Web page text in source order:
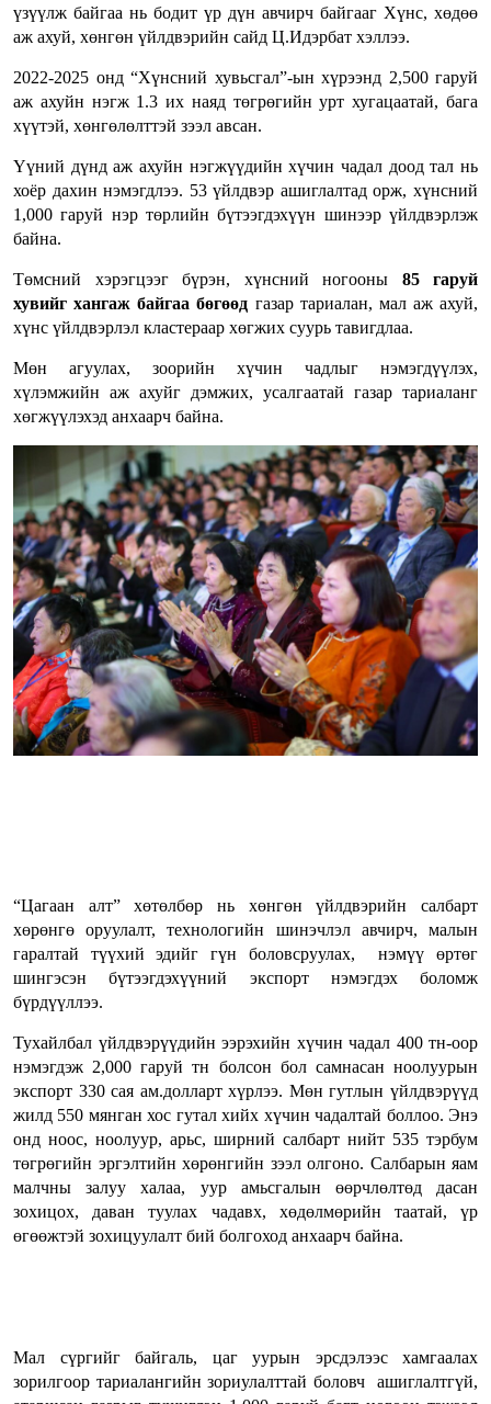
үзүүлж байгаа нь бодит үр дүн авчирч байгааг Хүнс, хөдөө
аж ахуй, хөнгөн үйлдвэрийн сайд Ц.Идэрбат хэллээ.
2022-2025 онд “Хүнсний хувьсгал”-ын хүрээнд 2,500 гаруй
аж ахуйн нэгж 1.3 их наяд төгрөгийн урт хугацаатай, бага
хүүтэй, хөнгөлөлттэй зээл авсан.
Үүний дүнд аж ахуйн нэгжүүдийн хүчин чадал доод тал нь
хоёр дахин нэмэгдлээ. 53 үйлдвэр ашиглалтад орж, хүнсний
1,000 гаруй нэр төрлийн бүтээгдэхүүн шинээр үйлдвэрлэж
байна.
Төмсний хэрэгцээг бүрэн, хүнсний ногооны 85 гаруй
хувийг хангаж байгаа бөгөөд газар тариалан, мал аж ахуй,
хүнс үйлдвэрлэл кластераар хөгжих суурь тавигдлаа.
Мөн агуулах, зоорийн хүчин чадлыг нэмэгдүүлэх,
хүлэмжийн аж ахуйг дэмжих, усалгаатай газар тариаланг
хөгжүүлэхэд анхаарч байна.
“Цагаан алт” хөтөлбөр нь хөнгөн үйлдвэрийн салбарт
хөрөнгө оруулалт, технологийн шинэчлэл авчирч, малын
гаралтай түүхий эдийг гүн боловсруулах, нэмүү өртөг
шингэсэн бүтээгдэхүүний экспорт нэмэгдэх боломж
бүрдүүллээ.
Тухайлбал үйлдвэрүүдийн ээрэхийн хүчин чадал 400 тн-оор
нэмэгдэж 2,000 гаруй тн болсон бол самнасан ноолуурын
экспорт 330 сая ам.долларт хүрлээ. Мөн гутлын үйлдвэрүүд
жилд 550 мянган хос гутал хийх хүчин чадалтай боллоо. Энэ
онд ноос, ноолуур, арьс, ширний салбарт нийт 535 тэрбум
төгрөгийн эргэлтийн хөрөнгийн зээл олгоно. Салбарын яам
малчны залуу халаа, уур амьсгалын өөрчлөлтөд дасан
зохицох, даван туулах чадавх, хөдөлмөрийн таатай, үр
өгөөжтэй зохицуулалт бий болгоход анхаарч байна.
Мал сүргийг байгаль, цаг уурын эрсдэлээс хамгаалах
зорилгоор тариалангийн зориулалттай боловч ашиглалтгүй,